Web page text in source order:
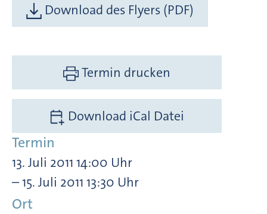
Download des Flyers (PDF)
Termin drucken
Download iCal Datei
Termin
13. Juli 2011 14:00 Uhr
– 15. Juli 2011 13:30 Uhr
Ort